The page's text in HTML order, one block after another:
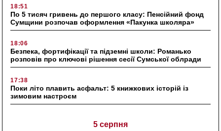
18:51
По 5 тисяч гривень до першого класу: Пенсійний фонд
Сумщини розпочав оформлення «Пакунка школяра»
18:06
Безпека, фортифікації та підземні школи: Романько
розповів про ключові рішення сесії Сумської облради
17:38
Поки літо плавить асфальт: 5 книжкових історій із
зимовим настроєм
5 серпня